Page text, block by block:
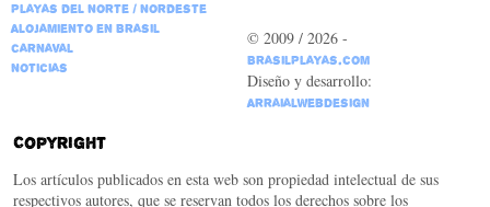
Playas del Norte / Nordeste
Alojamiento en Brasil
Carnaval
Noticias
© 2009 / 2026 -
BrasilPlayas.com
Diseño y desarrollo:
ArraialWebDesign
Copyright
Los artículos publicados en esta web son propiedad intelectual de sus
respectivos autores, que se reservan todos los derechos sobre los